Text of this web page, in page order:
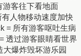
游客往下看地面
有人物移动速度加快
= 所有游客呕吐生病
透过游客眼睛看世界
大爆炸毁坏游乐园